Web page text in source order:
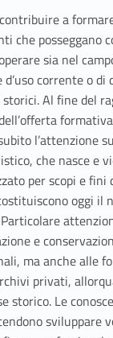
a
che posseggano
sia nel
corrente o di
Al fine del
l’attenzione
che nasce e
per scopi e fini
oggi il
e
ma anche alle
privati,
storico. Le
sviluppare